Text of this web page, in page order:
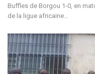
Buffles de Borgou 1-0, en
de la ligue africaine…